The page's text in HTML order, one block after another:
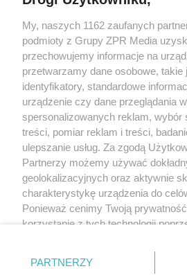
Żaden utwór zamieszczony w serwisie nie
rozpowszechniany lub dalej
tym także elektroniczny lub mechaniczny) na
eksploatacji w jakiejkolwiek formie, włącznie
bez pisemnej zgody właściciela praw.
wykorzystanie utworów w całości lub w
bez właściwej zgody, jest zabronione pod
prawnie.
O nas
My, naszych 1162 zaufanych
podmioty z Grupy ZPR Media
przechowujemy informacje na
przetwarzamy dane osobowe, takie
identyfikatory, standardowe
urządzenie czy dane przeglądania
spersonalizowanych reklam, wybór
treści, pomiar reklam i treści,
ulepszanie usług. Za zgodą
Partnerzy możemy używać
geolokalizacyjnych oraz aktywnie
charakterystykę urządzenia do
Ponieważ cenimy Twoją
korzystanie z tych technologii
zmienić/wycofać klikając przycisk
znajdujący się w lewym dolnym
PARTNERZY